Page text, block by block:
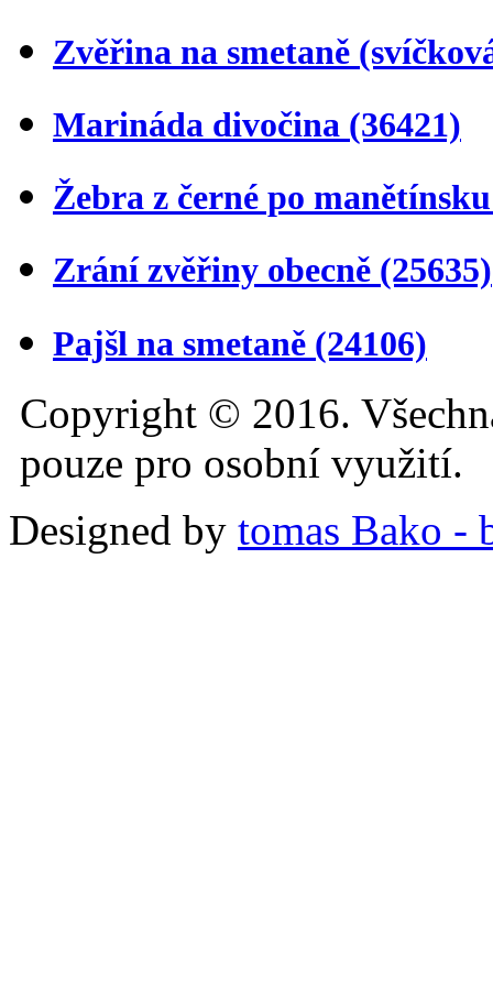
Zvěřina na smetaně
Marináda divočina (36421)
Žebra z černé po
Zrání zvěřiny obecně (25635)
Pajšl na smetaně (24106)
Copyright © 2016.
pouze pro osobní využití.
Designed by tomas Bako -